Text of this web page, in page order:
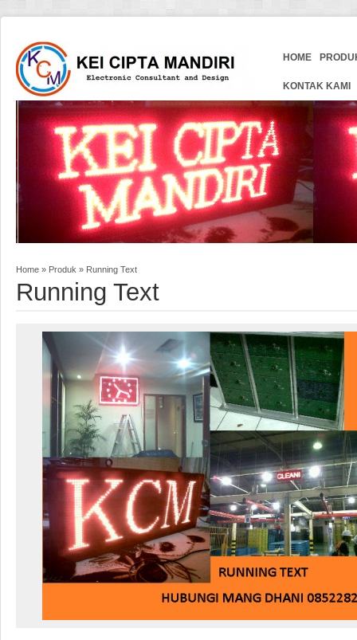
HOME
KONTAK KAMI
Home » Produk » Running Text
Running Text